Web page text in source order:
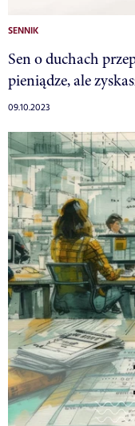
SENNIK
Sen o duchach
pieniądze, ale
09.10.2023